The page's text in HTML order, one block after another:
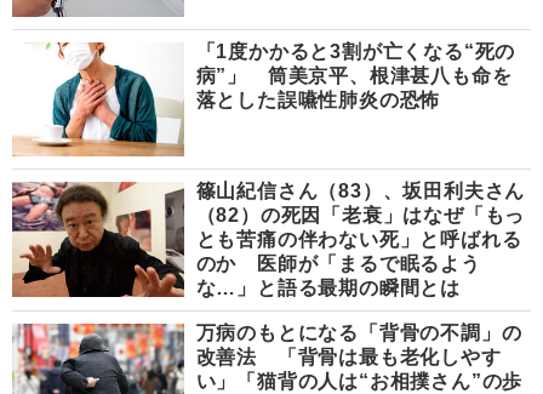
「1度かかると3割が亡くなる“死の
病”」 筒美京平、根津甚八も命を
落とした誤嚥性肺炎の恐怖
篠山紀信さん（83）、坂田利夫さん
（82）の死因「老衰」はなぜ「もっ
とも苦痛の伴わない死」と呼ばれる
のか 医師が「まるで眠るよう
な…」と語る最期の瞬間とは
万病のもとになる「背骨の不調」の
改善法 「背骨は最も老化しやす
い」「猫背の人は“お相撲さん”の歩